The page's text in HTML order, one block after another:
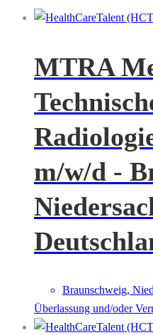
MTRA
m/w/d -
Braunschweig,
Überlassung und/oder